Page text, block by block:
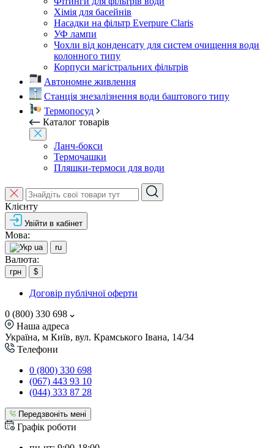
Хімія для басейнів
Насадки на фільтр Everpure Claris
УФ лампи
Чохли від конденсату для систем очищення води
колонного типу
Корпуси магістральних фільтрів
Автономне живлення
Станція знезалізнення води баштового типу
Термопосуд
Каталог товарів
Ланч-бокси
Термочашки
Пляшки-термоси для води
Клієнту
Увійти в кабінет
Мова:
ua ru
Валюта:
грн $
Договір публічної оферти
0 (800) 330 698
Наша адреса
Україна, м Київ, вул. Крамського Івана, 14/34
Телефони
0 (800) 330 698
(067) 443 93 10
(044) 333 87 28
Передзвоніть мені
Графік роботи